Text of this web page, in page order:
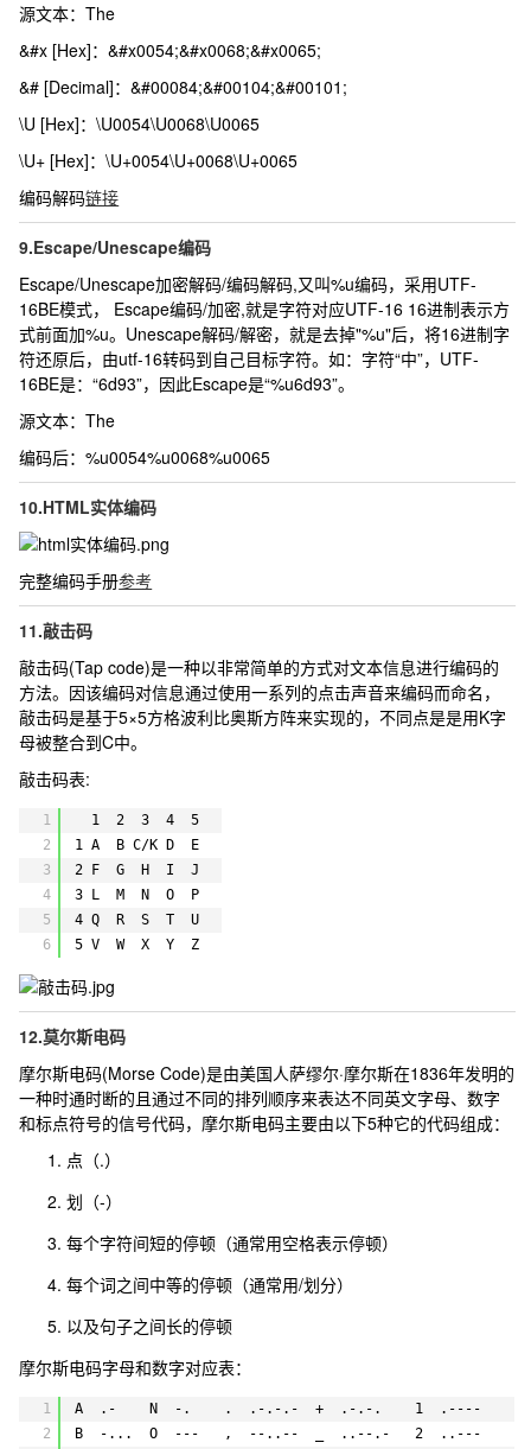
源文本：The
&#x [Hex]：&#x0054;&#x0068;&#x0065;
&# [Decimal]：&#00084;&#00104;&#00101;
\U [Hex]：\U0054\U0068\U0065
\U+ [Hex]：\U+0054\U+0068\U+0065
编码解码链接
9.Escape/Unescape编码
Escape/Unescape加密解码/编码解码,又叫%u编码，采用UTF-
16BE模式， Escape编码/加密,就是字符对应UTF-16 16进制表示方
式前面加%u。Unescape解码/解密，就是去掉"%u"后，将16进制字
符还原后，由utf-16转码到自己目标字符。如：字符“中”，UTF-
16BE是：“6d93”，因此Escape是“%u6d93”。
源文本：The
编码后：%u0054%u0068%u0065
10.HTML实体编码
完整编码手册参考
11.敲击码
敲击码(Tap code)是一种以非常简单的方式对文本信息进行编码的
方法。因该编码对信息通过使用一系列的点击声音来编码而命名，
敲击码是基于5×5方格波利比奥斯方阵来实现的，不同点是是用K字
母被整合到C中。
敲击码表:
1
2
3
4
5
6
1  2  3  4  5
1 A  B C/K D  E
2 F  G  H  I  J
3 L  M  N  O  P
4 Q  R  S  T  U
5 V  W  X  Y  Z
12.莫尔斯电码
摩尔斯电码(Morse Code)是由美国人萨缪尔·摩尔斯在1836年发明的
一种时通时断的且通过不同的排列顺序来表达不同英文字母、数字
和标点符号的信号代码，摩尔斯电码主要由以下5种它的代码组成：
点（.）
划（-）
每个字符间短的停顿（通常用空格表示停顿）
每个词之间中等的停顿（通常用/划分）
以及句子之间长的停顿
摩尔斯电码字母和数字对应表：
1
2
A  .-    N  -.    .  .-.-.-  +  .-.-.    1  .----
B  -...  O  ---   ,  --..--  _  ..--.-   2  ..---